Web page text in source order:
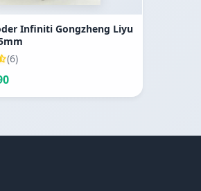
Infiniti Gongzheng Liyu
(6)